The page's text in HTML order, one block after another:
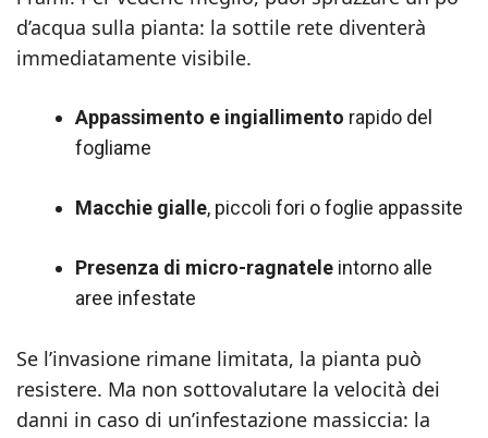
d’acqua sulla pianta: la sottile rete diventerà
immediatamente visibile.
Appassimento e ingiallimento rapido del
fogliame
Macchie gialle, piccoli fori o foglie appassite
Presenza di micro-ragnatele intorno alle
aree infestate
Se l’invasione rimane limitata, la pianta può
resistere. Ma non sottovalutare la velocità dei
danni in caso di un’infestazione massiccia: la